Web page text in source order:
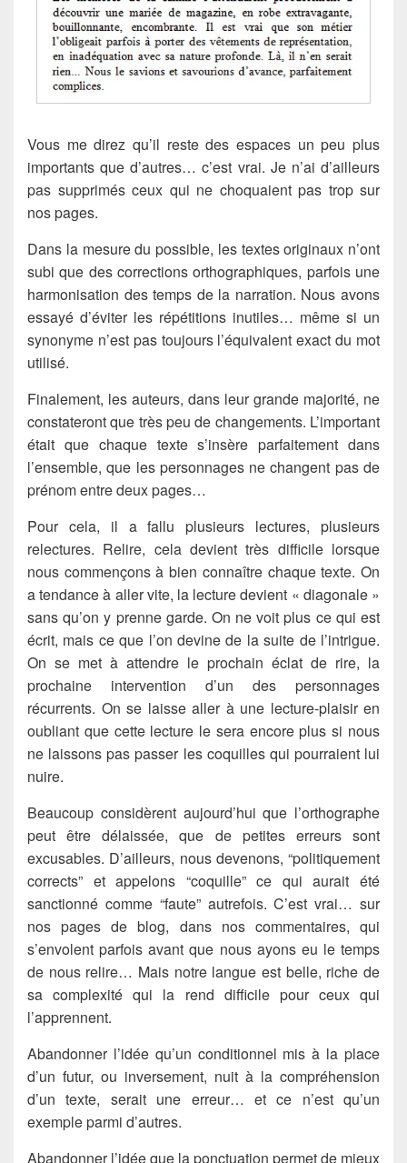
Vous me direz qu’il reste des espaces un peu plus
importants que d’autres… c’est vrai. Je n’ai d’ailleurs
pas supprimés ceux qui ne choquaient pas trop sur
nos pages.
Dans la mesure du possible, les textes originaux n’ont
subi que des corrections orthographiques, parfois une
harmonisation des temps de la narration. Nous avons
essayé d’éviter les répétitions inutiles… même si un
synonyme n’est pas toujours l’équivalent exact du mot
utilisé.
Finalement, les auteurs, dans leur grande majorité, ne
constateront que très peu de changements. L’important
était que chaque texte s’insère parfaitement dans
l’ensemble, que les personnages ne changent pas de
prénom entre deux pages…
Pour cela, il a fallu plusieurs lectures, plusieurs
relectures. Relire, cela devient très difficile lorsque
nous commençons à bien connaître chaque texte. On
a tendance à aller vite, la lecture devient « diagonale »
sans qu’on y prenne garde. On ne voit plus ce qui est
écrit, mais ce que l’on devine de la suite de l’intrigue.
On se met à attendre le prochain éclat de rire, la
prochaine intervention d’un des personnages
récurrents. On se laisse aller à une lecture-plaisir en
oubliant que cette lecture le sera encore plus si nous
ne laissons pas passer les coquilles qui pourraient lui
nuire.
Beaucoup considèrent aujourd’hui que l’orthographe
peut être délaissée, que de petites erreurs sont
excusables. D’ailleurs, nous devenons, “politiquement
corrects” et appelons “coquille” ce qui aurait été
sanctionné comme “faute” autrefois. C’est vrai… sur
nos pages de blog, dans nos commentaires, qui
s’envolent parfois avant que nous ayons eu le temps
de nous relire… Mais notre langue est belle, riche de
sa complexité qui la rend difficile pour ceux qui
l’apprennent.
Abandonner l’idée qu’un conditionnel mis à la place
d’un futur, ou inversement, nuit à la compréhension
d’un texte, serait une erreur… et ce n’est qu’un
exemple parmi d’autres.
Abandonner l’idée que la ponctuation permet de mieux